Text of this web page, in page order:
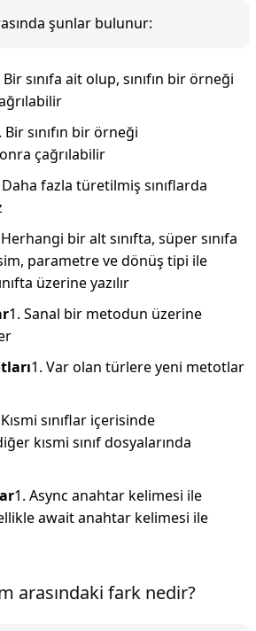
şunlar bulunur:
Bir sınıfa ait olup, sınıfın bir örneği
Bir sınıfın bir örneği
çağrılabilir
Daha fazla türetilmiş sınıflarda
bir alt sınıfta, süper sınıfa
parametre ve dönüş tipi ile
üzerine yazılır
1. Sanal bir metodun üzerine
1. Var olan türlere yeni metotlar
sınıflar içerisinde
kısmi sınıf dosyalarında
1. Async anahtar kelimesi ile
await anahtar kelimesi ile
arasındaki fark nedir?